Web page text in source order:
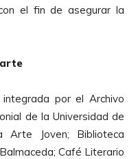
el fin de asegurar la
por el Archivo
de la Universidad de
Arte Joven; Biblioteca
Café Literario